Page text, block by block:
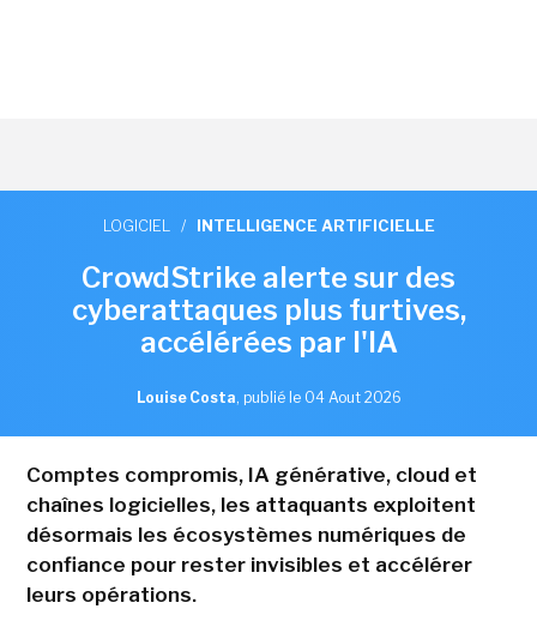
LOGICIEL / INTELLIGENCE ARTIFICIELLE
CrowdStrike alerte sur des
cyberattaques plus furtives,
accélérées par l'IA
Louise Costa, publié le 04 Aout 2026
Comptes compromis, IA générative, cloud et
chaînes logicielles, les attaquants exploitent
désormais les écosystèmes numériques de
confiance pour rester invisibles et accélérer
leurs opérations.